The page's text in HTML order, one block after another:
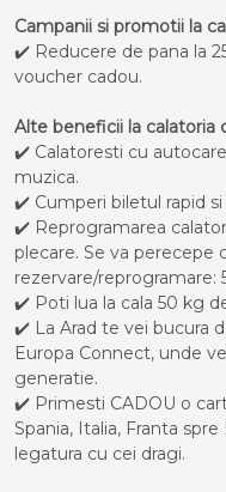
Campanii si promotii la
✔️ Reducere de pana la
voucher cadou.
Alte beneficii la calatoria
✔️ Calatoresti cu
muzica.
✔️ Cumperi biletul rapid
✔️ Reprogramarea
plecare. Se va perecepe
rezervare/reprogramare:
✔️ Poti lua la cala 50 kg
✔️ La Arad te vei bucura
Europa Connect, unde
generatie.
✔️ Primesti CADOU o
Spania, Italia, Franta
legatura cu cei dragi.